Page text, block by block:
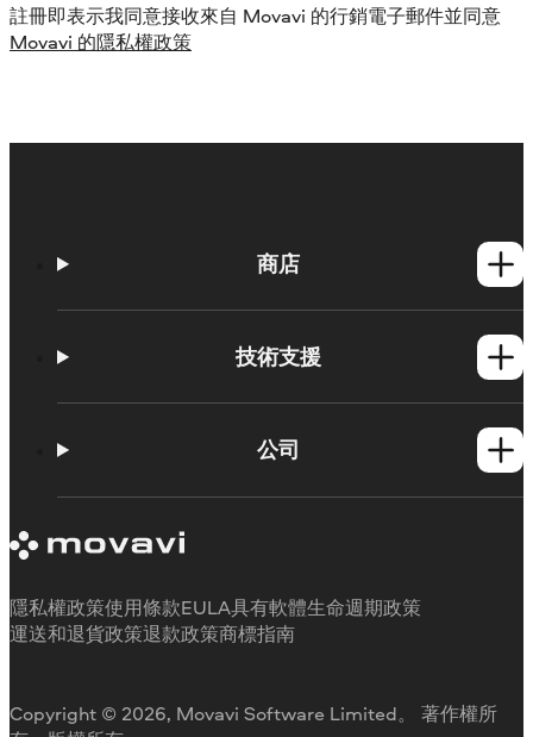
註冊即表示我同意接收來自 Movavi 的行銷電子郵件並同意
Movavi 的隱私權政策
商店
Mac產品
技術支援
學習平台
取消訂閱
退款
公司
客戶評價
為何要選擇我們
工作用
Copyright © 2026, Movavi Software Limited。 著作權所
隱私權政策使用條款EULA具有軟體生命週期政策
運送和退貨政策退款政策商標指南